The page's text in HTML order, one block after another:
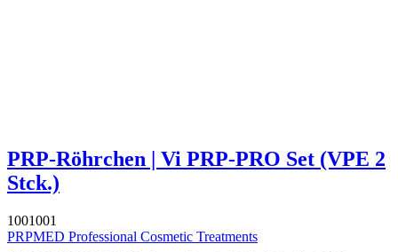
PRP-Röhrchen | Vi PRP-PRO Set (VPE 2
Stck.)
1001001
PRPMED Professional Cosmetic Treatments